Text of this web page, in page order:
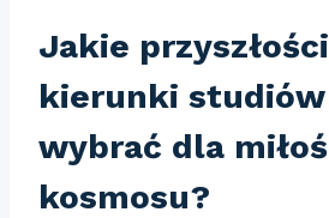
Jakie
kierunki
wybrać dla
kosmosu?